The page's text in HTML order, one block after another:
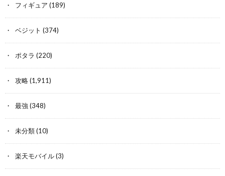
フィギュア (189)
ベジット (374)
ポタラ (220)
攻略(1,911)
最強 (348)
未分類(10)
楽天モバイル(3)